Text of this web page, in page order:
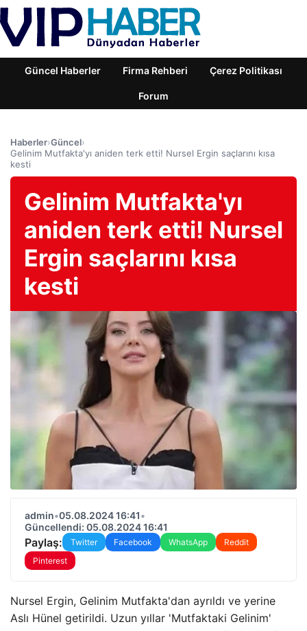
Güncel Haberler Firma Rehberi Çerez Politikası
Forum
Haberler›Güncel›
Gelinim Mutfakta'yı aniden terk etti! Nursel Ergin saçlarını kısa
kesti
Gelinim Mutfakta'yı
aniden terk etti! Nursel
Ergin saçlarını kısa
kesti
admin•05.08.2024 16:41•
Güncellendi: 05.08.2024 16:41
Paylaş: Twitter Facebook WhatsApp
Reddit
Pinterest
Nursel Ergin, Gelinim Mutfakta'dan ayrıldı ve yerine
Aslı Hünel getirildi. Uzun yıllar 'Mutfaktaki Gelinim'